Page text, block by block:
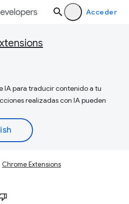
Acceder
IA para traducir contenido a tu
realizadas con IA pueden
Chrome Extensions